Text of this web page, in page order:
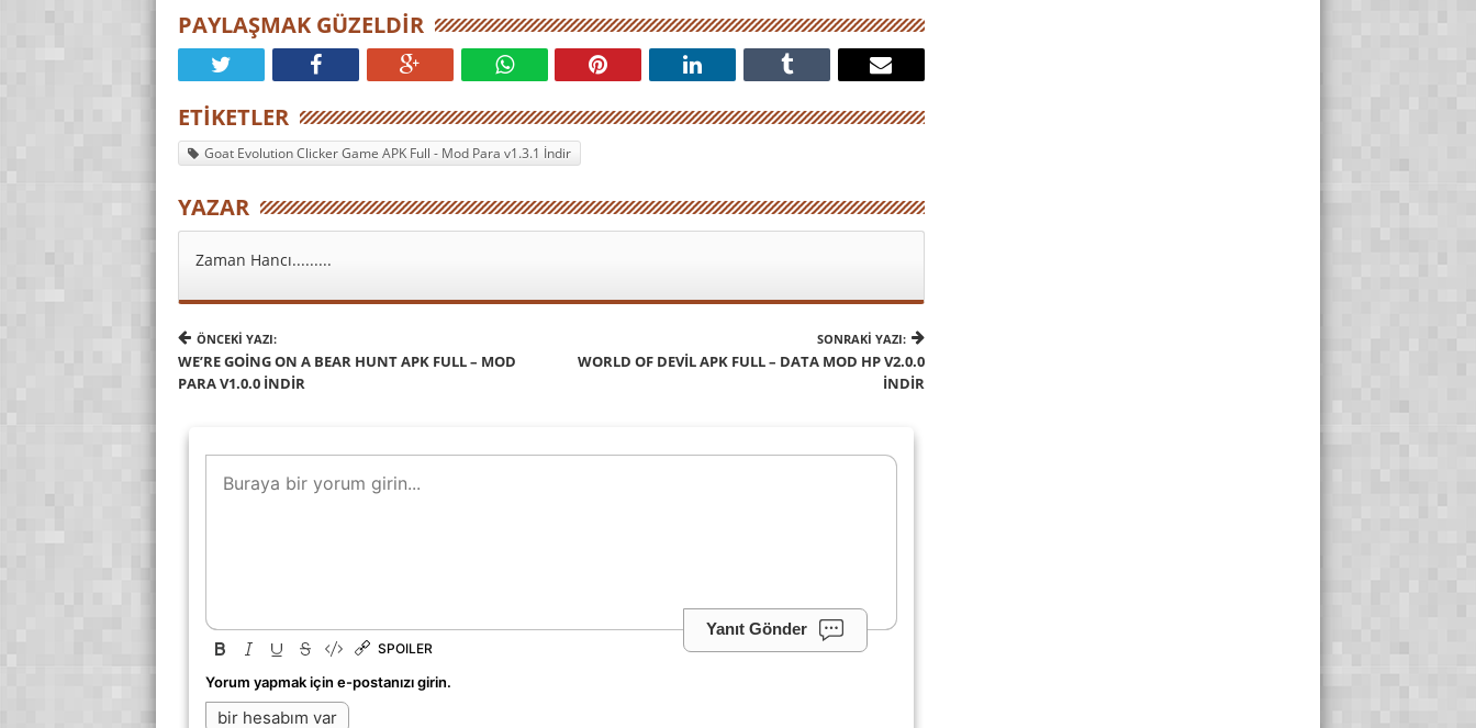
PAYLAŞMAK GÜZELDIR
ETIKETLER
Goat Evolution Clicker Game APK Full - Mod Para v1.3.1 İndir
YAZAR
Zaman Hancı.........
ÖNCEKI YAZI:
WE’RE GOING ON A BEAR HUNT APK FULL – MOD
PARA V1.0.0 İNDIR
SONRAKI YAZI:
WORLD OF DEVIL APK FULL – DATA MOD HP V2.0.0
İNDIR
Yanıt Gönder
SPOILER
Yorum yapmak için e-postanızı girin.
bir hesabım var